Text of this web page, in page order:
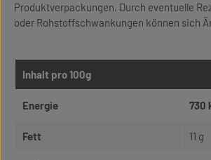
Produktverpackungen. Durch eventuelle
oder Rohstoffschwankungen können sich
Inhalt pro 100g
Energie 730
Fett 11 g